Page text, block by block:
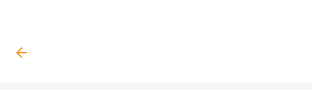
arrow_back